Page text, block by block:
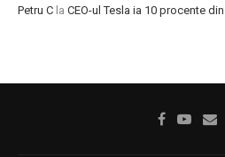
Petru C la CEO-ul Tesla ia 10 procente